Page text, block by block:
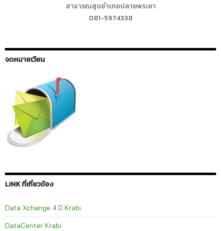
สาธารณสุขอำเภอปลายพระยา
081-5974338
จดหมายเวียน
LINK ที่เกี่ยวข้อง
Data Xchange 4.0 Krabi
DataCenter Krabi